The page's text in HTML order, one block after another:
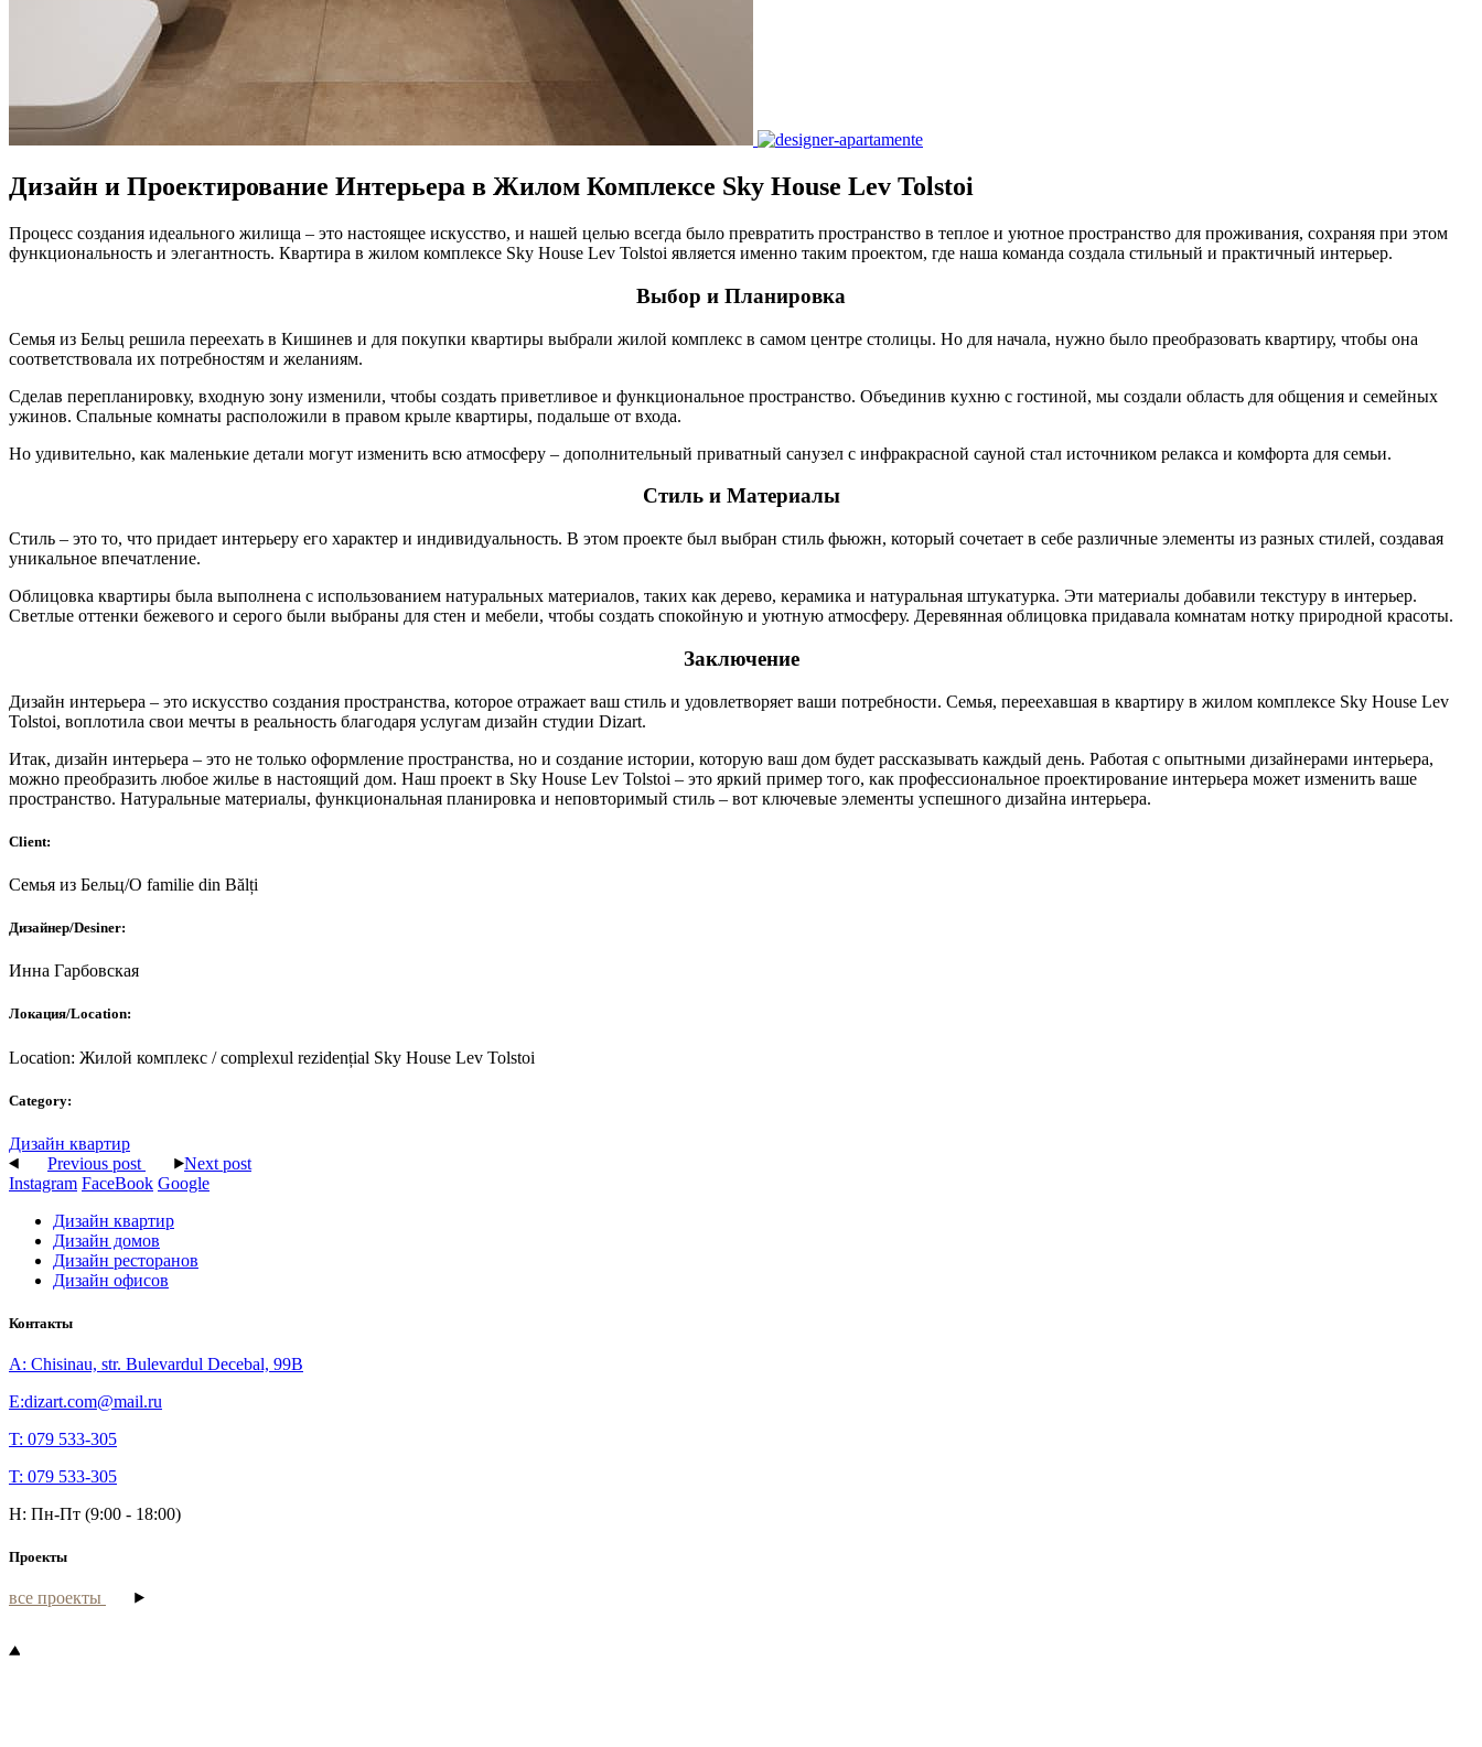
Дизайн и Проектирование Интерьера в Жилом Комплексе Sky House Lev Tolstoi
Процесс создания идеального жилища – это настоящее искусство, и нашей целью всегда было превратить пространство в теплое и уютное пространство для проживания, сохраняя при этом
функциональность и элегантность. Квартира в жилом комплексе Sky House Lev Tolstoi является именно таким проектом, где наша команда создала стильный и практичный интерьер.
Выбор и Планировка
Семья из Бельц решила переехать в Кишинев и для покупки квартиры выбрали жилой комплекс в самом центре столицы. Но для начала, нужно было преобразовать квартиру, чтобы она
соответствовала их потребностям и желаниям.
Сделав перепланировку, входную зону изменили, чтобы создать приветливое и функциональное пространство. Объединив кухню с гостиной, мы создали область для общения и семейных
ужинов. Спальные комнаты расположили в правом крыле квартиры, подальше от входа.
Но удивительно, как маленькие детали могут изменить всю атмосферу – дополнительный приватный санузел с инфракрасной сауной стал источником релакса и комфорта для семьи.
Стиль и Материалы
Стиль – это то, что придает интерьеру его характер и индивидуальность. В этом проекте был выбран стиль фьюжн, который сочетает в себе различные элементы из разных стилей, создавая
уникальное впечатление.
Облицовка квартиры была выполнена с использованием натуральных материалов, таких как дерево, керамика и натуральная штукатурка. Эти материалы добавили текстуру в интерьер.
Светлые оттенки бежевого и серого были выбраны для стен и мебели, чтобы создать спокойную и уютную атмосферу. Деревянная облицовка придавала комнатам нотку природной красоты.
Заключение
Дизайн интерьера – это искусство создания пространства, которое отражает ваш стиль и удовлетворяет ваши потребности. Семья, переехавшая в квартиру в жилом комплексе Sky House Lev
Tolstoi, воплотила свои мечты в реальность благодаря услугам дизайн студии Dizart.
Итак, дизайн интерьера – это не только оформление пространства, но и создание истории, которую ваш дом будет рассказывать каждый день. Работая с опытными дизайнерами интерьера,
можно преобразить любое жилье в настоящий дом. Наш проект в Sky House Lev Tolstoi – это яркий пример того, как профессиональное проектирование интерьера может изменить ваше
пространство. Натуральные материалы, функциональная планировка и неповторимый стиль – вот ключевые элементы успешного дизайна интерьера.
Client:
Семья из Бельц/O familie din Bălți
Дизайнер/Desiner:
Инна Гарбовская
Локация/Location:
Location: Жилой комплекс / complexul rezidențial Sky House Lev Tolstoi
Category:
Дизайн квартир
Previous post
Next post
Instagram FaceBook Google
Дизайн квартир
Дизайн домов
Дизайн ресторанов
Дизайн офисов
Контакты
A: Chisinau, str. Bulevardul Decebal, 99B
E:dizart.com@mail.ru
T: 079 533-305
T: 079 533-305
H: Пн-Пт (9:00 - 18:00)
Проекты
все проекты